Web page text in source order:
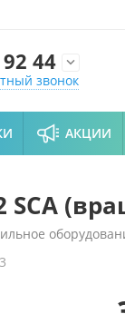
44 
звонок
АКЦИИ
SCA